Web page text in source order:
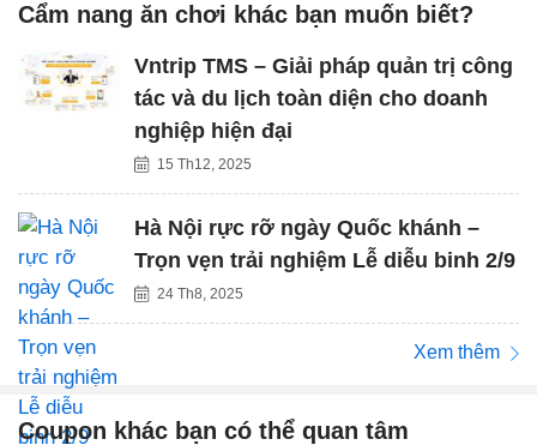
Cẩm nang ăn chơi khác bạn muốn biết?
Vntrip TMS – Giải pháp quản trị công
tác và du lịch toàn diện cho doanh
nghiệp hiện đại
15 Th12, 2025
Hà Nội rực rỡ ngày Quốc khánh –
Trọn vẹn trải nghiệm Lễ diễu binh 2/9
24 Th8, 2025
Xem thêm
Coupon khác bạn có thể quan tâm